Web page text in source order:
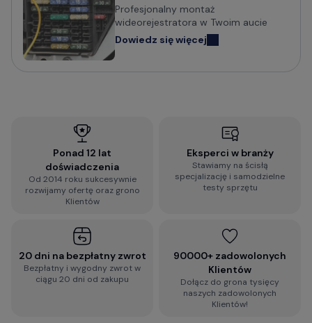
Profesjonalny montaż
wideorejestratora w Twoim aucie
Dowiedz się więcej
Ponad 12 lat
doświadczenia
Od 2014 roku sukcesywnie
rozwijamy ofertę oraz grono
Klientów
Eksperci w branży
Stawiamy na ścisłą
specjalizację i samodzielne
testy sprzętu
20 dni na bezpłatny zwrot
Bezpłatny i wygodny zwrot w
ciągu 20 dni od zakupu
90000+ zadowolonych
Klientów
Dołącz do grona tysięcy
naszych zadowolonych
Klientów!